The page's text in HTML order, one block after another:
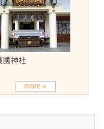
國神社
more »